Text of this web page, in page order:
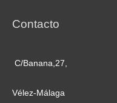
Contacto
C/Banana,27,
Vélez-Málaga